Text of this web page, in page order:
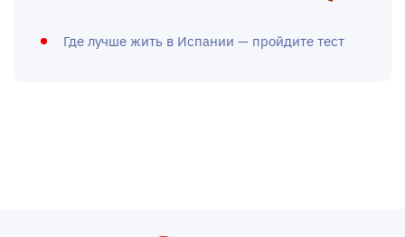
Где лучше жить в Испании — пройдите тест